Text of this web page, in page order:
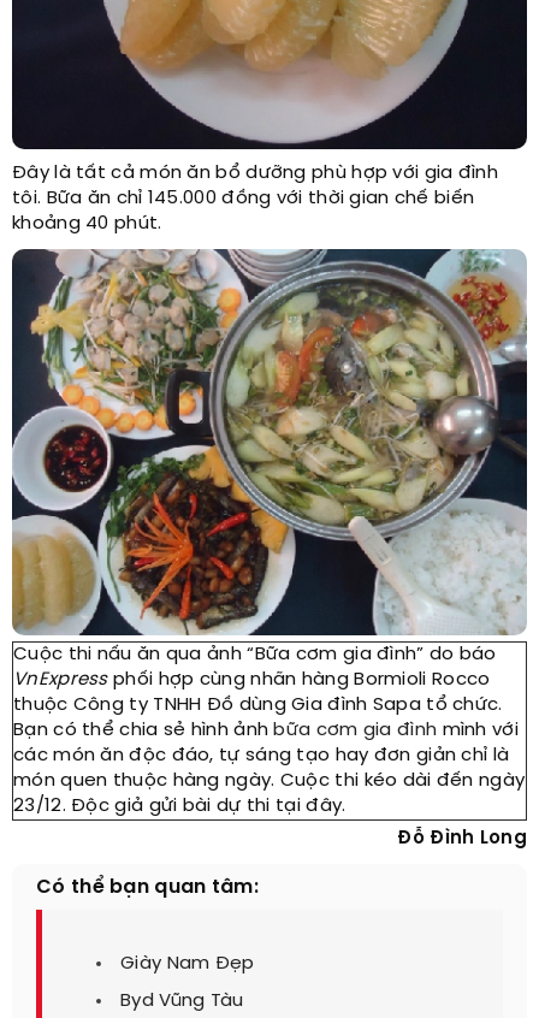
Đây là tất cả món ăn bổ dưỡng phù hợp với gia đình
tôi. Bữa ăn chỉ 145.000 đồng với thời gian chế biến
khoảng 40 phút.
Cuộc thi nấu ăn qua ảnh “Bữa cơm gia đình” do báo
VnExpressphối hợp cùng nhãn hàng Bormioli Rocco
thuộc Công ty TNHH Đồ dùng Gia đình Sapa tổ chức.
Bạn có thể chia sẻ hình ảnhbữa cơm gia đình mình với
các món ăn độc đáo, tự sáng tạo hay đơn giản chỉ là
món quen thuộc hàng ngày. Cuộc thi kéo dài đến ngày
23/12. Độc giả gửi bài dự thi tại đây.
Đỗ Đình Long
Có thể bạn quan tâm:
Giày Nam Đẹp
Byd Vũng Tàu